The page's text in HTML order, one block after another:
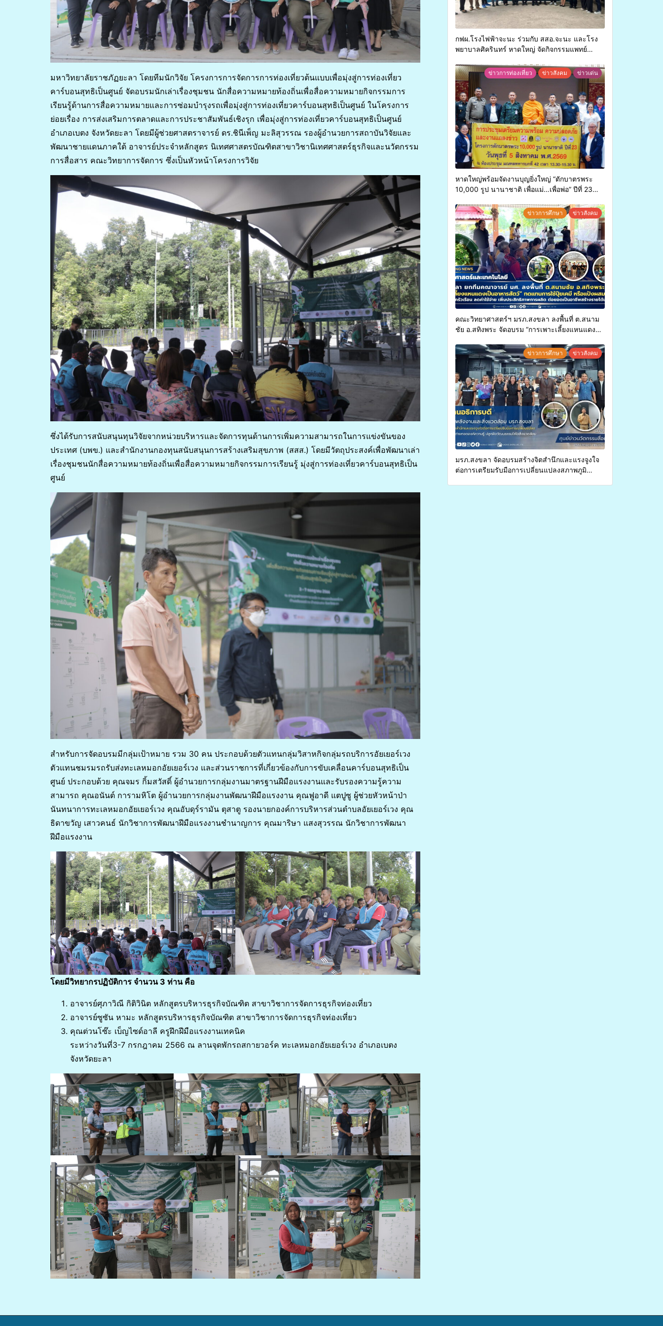
มหาวิทยาลัยราชภัฏยะลา โดยทีมนักวิจัย โครงการการจัดการการท่องเที่ยวต้นแบบเพื่อมุ่งสู่การท่องเที่ยว
คาร์บอนสุทธิเป็นศูนย์ จัดอบรมนักเล่าเรื่องชุมชน นักสื่อความหมายท้องถิ่นเพื่อสื่อความหมายกิจกรรมการ
เรียนรู้ด้านการสื่อความหมายและการซ่อมบำรุงรถเพื่อมุ่งสู่การท่องเที่ยวคาร์บอนสุทธิเป็นศูนย์ ในโครงการ
ย่อยเรื่อง การส่งเสริมการตลาดและการประชาสัมพันธ์เชิงรุก เพื่อมุ่งสู่การท่องเที่ยวคาร์บอนสุทธิเป็นศูนย์
อำเภอเบตง จังหวัดยะลา โดยมีผู้ช่วยศาสตราจารย์ ดร.ชินีเพ็ญ มะลิสุวรรณ รองผู้อำนวยการสถาบันวิจัยและ
พัฒนาชายแดนภาคใต้ อาจารย์ประจำหลักสูตร นิเทศศาสตรบัณฑิตสาขาวิชานิเทศศาสตร์ธุรกิจและนวัตกรรม
การสื่อสาร คณะวิทยาการจัดการ ซึ่งเป็นหัวหน้าโครงการวิจัย
ซึ่งได้รับการสนับสนุนทุนวิจัยจากหน่วยบริหารและจัดการทุนด้านการเพิ่มความสามารถในการแข่งขันของ
ประเทศ (บพข.) และสำนักงานกองทุนสนับสนุนการสร้างเสริมสุขภาพ (สสส.) โดยมีวัตถุประสงค์เพื่อพัฒนาเล่า
เรื่องชุมชนนักสื่อความหมายท้องถิ่นเพื่อสื่อความหมายกิจกรรมการเรียนรู้ มุ่งสู่การท่องเที่ยวคาร์บอนสุทธิเป็น
ศูนย์
สำหรับการจัดอบรมมีกลุ่มเป้าหมาย รวม 30 คน ประกอบด้วยตัวแทนกลุ่มวิสาหกิจกลุ่มรถบริการอัยเยอร์เวง
ตัวแทนชมรมรถรับส่งทะเลหมอกอัยเยอร์เวง และส่วนราชการที่เกี่ยวข้องกับการขับเคลื่อนคาร์บอนสุทธิเป็น
ศูนย์ ประกอบด้วย คุณจมร กิ้มสวัสดิ์ ผู้อำนวยการกลุ่มงานมาตรฐานฝีมือแรงงานและรับรองความรู้ความ
สามารถ คุณอนันต์ การามหิโต ผู้อำนวยการกลุ่มงานพัฒนาฝีมือแรงงาน คุณฟูอาดี แตปูซู ผู้ช่วยหัวหน้าป่า
นันทนาการทะเลหมอกอัยเยอร์เวง คุณอับดุร์รามัน ตุสาตู รองนายกองค์การบริหารส่วนตำบลอัยเยอร์เวง คุณ
ธิดาขวัญ เสาวคนธ์ นักวิชาการพัฒนาฝีมือแรงงานชำนาญการ คุณมาริษา แสงสุวรรณ นักวิชาการพัฒนา
ฝีมือแรงงาน
โดยมีวิทยากรปฏิบัติการ จำนวน 3 ท่าน คือ
อาจารย์ศุภาวิณี กิติวินิต หลักสูตรบริหารธุรกิจบัณฑิต สาขาวิชาการจัดการธุรกิจท่องเที่ยว
อาจารย์ซูซัน หามะ หลักสูตรบริหารธุรกิจบัณฑิต สาขาวิชาการจัดการธุรกิจท่องเที่ยว
คุณต่วนโซ๊ะ เบ็ญไซด์อาลี ครูฝึกฝีมือแรงงานเทคนิค
ระหว่างวันที่3-7 กรกฎาคม 2566 ณ ลานจุดพักรถสกายวอร์ค ทะเลหมอกอัยเยอร์เวง อำเภอเบตง
จังหวัดยะลา
กฟผ.โรงไฟฟ้าจะนะ ร่วมกับ สสอ.จะนะ และโรง
พยาบาลศิครินทร์ หาดใหญ่ จัดกิจกรรมแพทย์
ข่าวการท่องเที่ยว ข่าวสังคม ข่าวเด่น
หาดใหญ่พร้อมจัดงานบุญยิ่งใหญ่ “ตักบาตรพระ
10,000 รูป นานาชาติ เพื่อแม่…เพื่อพ่อ” ปีที่ 23
ประเพณีแห่งศรัทธา
ข่าวการศึกษา ข่าวสังคม
คณะวิทยาศาสตร์ฯ มรภ.สงขลา ลงพื้นที่ ต.สนาม
ชัย อ.สทิงพระ จัดอบรม “การเพาะเลี้ยงแหนแดง
ประสิทธิภาพการผลิต ต่อยอดสู่อาชีพเสริมใน
อนาคต
ข่าวการศึกษา ข่าวสังคม
มรภ.สงขลา จัดอบรมสร้างจิตสำนึกและแรงจูงใจ
ต่อการเตรียมรับมือการเปลี่ยนแปลงสภาพภูมิ